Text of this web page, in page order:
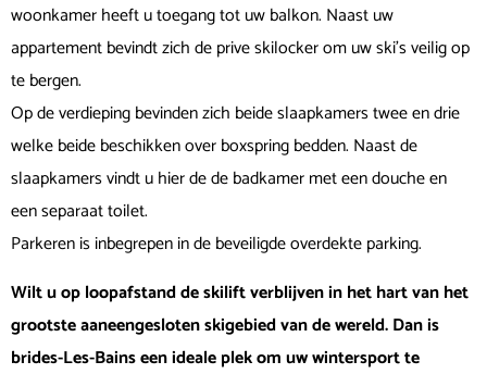
woonkamer heeft u toegang tot uw balkon. Naast uw
appartement bevindt zich de prive skilocker om uw ski’s veilig op
te bergen.
Op de verdieping bevinden zich beide slaapkamers twee en drie
welke beide beschikken over boxspring bedden. Naast de
slaapkamers vindt u hier de de badkamer met een douche en
een separaat toilet.
Parkeren is inbegrepen in de beveiligde overdekte parking.
Wilt u op loopafstand de skilift verblijven in het hart van het
grootste aaneengesloten skigebied van de wereld. Dan is
brides-Les-Bains een ideale plek om uw wintersport te